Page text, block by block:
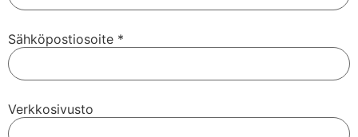
Sähköpostiosoite *
Verkkosivusto